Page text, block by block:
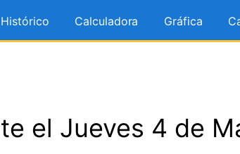
Calculadora Gráfica
el Jueves 4 de